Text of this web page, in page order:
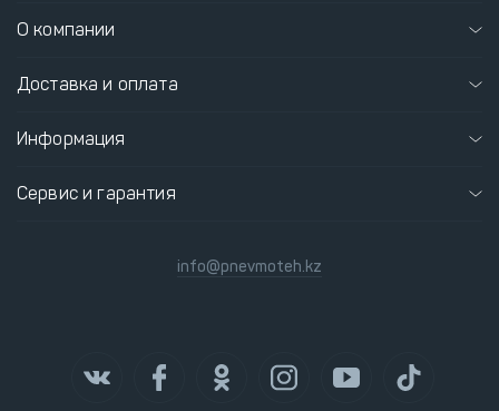
О компании
Доставка и оплата
Информация
Сервис и гарантия
info@pnevmoteh.kz